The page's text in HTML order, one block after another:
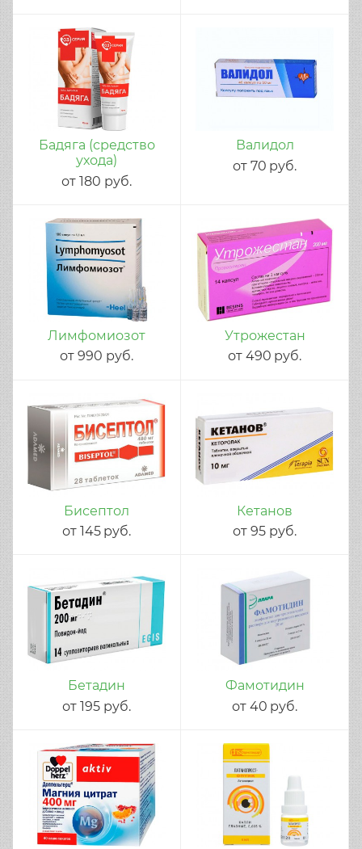
Бадяга (средство
ухода)
от180 руб.
Валидол
от 70 руб.
Лимфомиозот
от990 руб.
Утрожестан
от 490 руб.
Бисептол
от 145 руб.
Кетанов
от95 руб.
Бетадин
от195 руб.
Фамотидин
от 40 руб.